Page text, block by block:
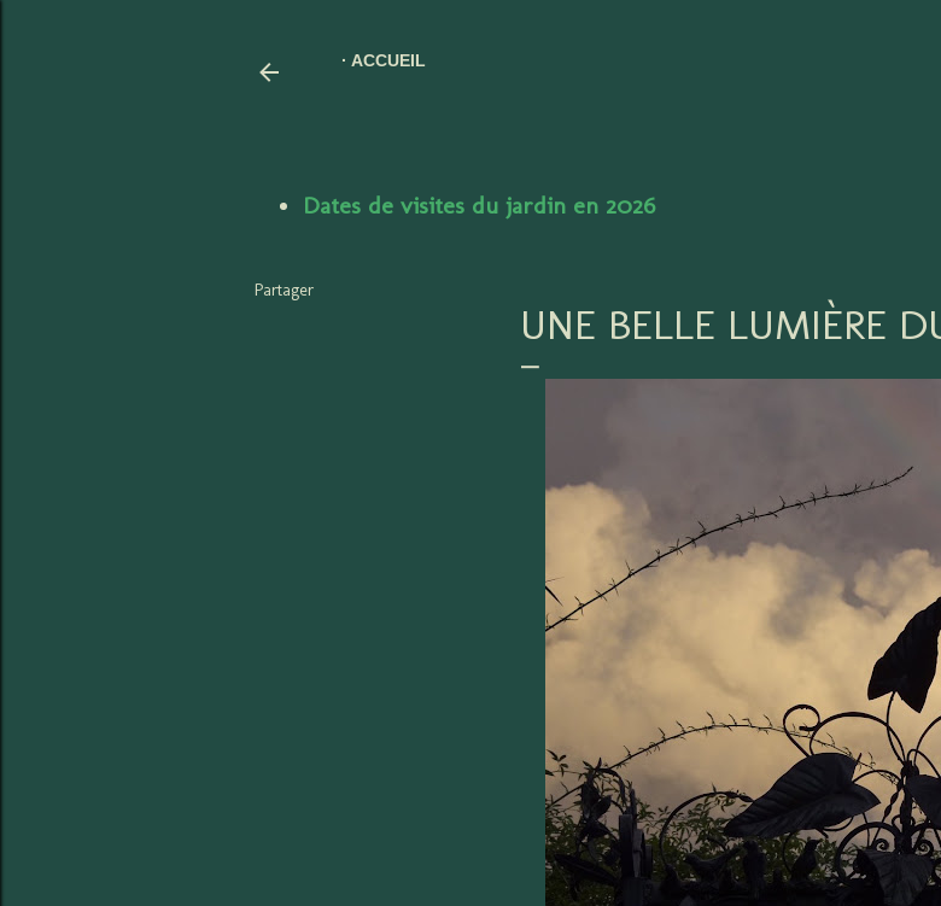
ACCUEIL
Dates de visites du jardin en 2026
Partager
UNE BELLE LUMIÈRE